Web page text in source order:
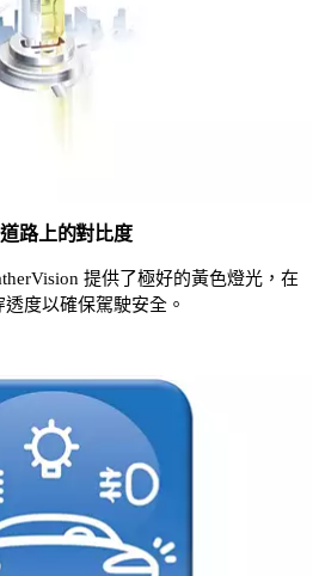
路上的對比度
提供了極好的黃色燈光，在
度以確保駕駛安全。